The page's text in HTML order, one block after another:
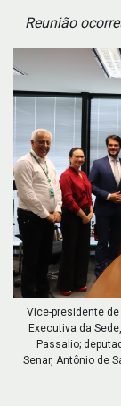
Reunião
Vice-presidente
Executiva da
Passalio;
Senar, Antônio de